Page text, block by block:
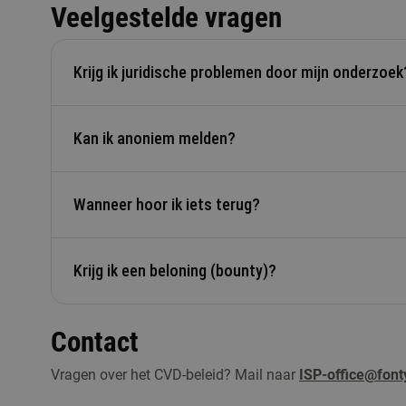
Veelgestelde vragen
Krijg ik juridische problemen door mijn
Niet als je je aan dit CVD-beleid houdt. Alleen bij
Kan ik anoniem melden?
Ja. Houd er rekening mee dat we je dan niet
Wanneer hoor ik iets terug?
We reageren binnen vijf werkdagen. Oplossen kan
Krijg ik een beloning (bounty)?
We geven geen standaard beloningen. Wel kun je,
Fame krijgen.
Contact
Vragen over het CVD-beleid? Mail naar ISP-